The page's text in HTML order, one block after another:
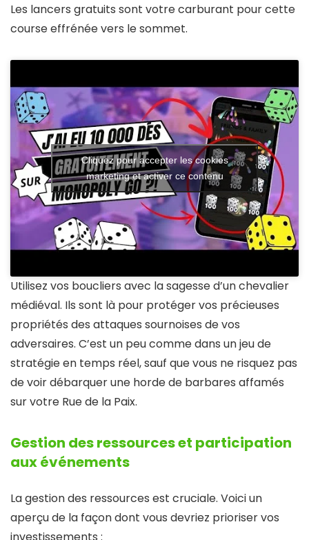
Les lancers gratuits sont votre carburant pour cette
course effrénée vers le sommet.
Cliquez pour accepter les cookies
marketing et activer ce contenu
Utilisez vos boucliers avec la sagesse d’un chevalier
médiéval. Ils sont là pour protéger vos précieuses
propriétés des attaques sournoises de vos
adversaires. C’est un peu comme dans un jeu de
stratégie en temps réel, sauf que vous ne risquez pas
de voir débarquer une horde de barbares affamés
sur votre Rue de la Paix.
Gestion des ressources et participation
aux événements
La gestion des ressources est cruciale. Voici un
aperçu de la façon dont vous devriez prioriser vos
investissements :